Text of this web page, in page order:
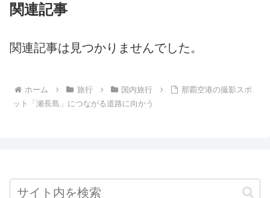
関連記事
関連記事は見つかりませんでした。
ホーム 旅行 国内旅行
那覇空港の撮影スポ
ット「瀬長島」につながる道路に向かう